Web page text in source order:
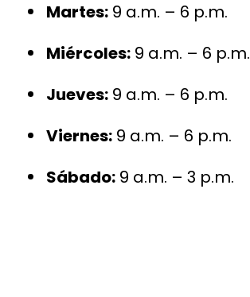
Martes: 9 a.m. – 6 p.m.
Miércoles: 9 a.m. – 6 p.m.
Jueves: 9 a.m. – 6 p.m.
Viernes: 9 a.m. – 6 p.m.
Sábado: 9 a.m. – 3 p.m.